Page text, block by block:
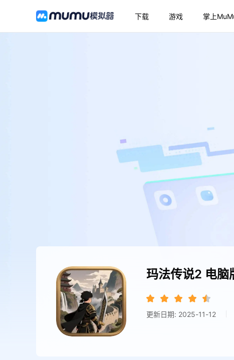
下载 游戏 掌上
玛法传说2 电脑
更新日期: 2025-11-12